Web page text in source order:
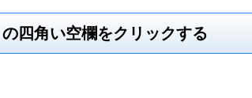
四角い空欄をクリックする